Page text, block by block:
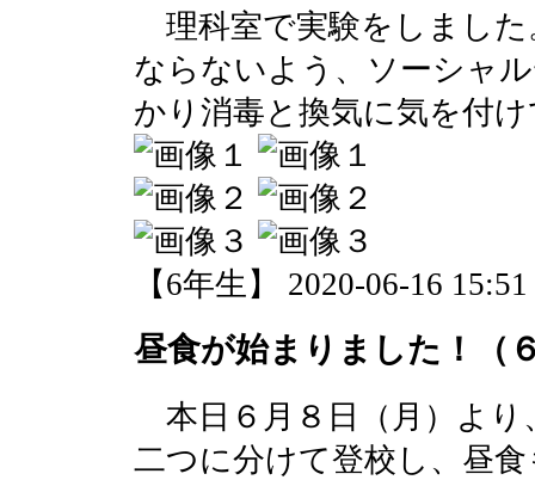
理科室で実験をしました
ならないよう、ソーシャ
かり消毒と換気に気を付
【6年生】 2020-06-16
昼食が始まりました！（
本日６月８日（月）より
二つに分けて登校し、昼